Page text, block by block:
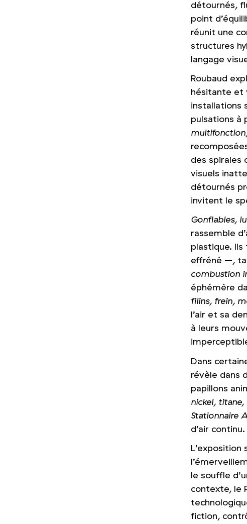
détournés,
point
réunit une
structures
langage
Roubaud
hésitante et
installations
pulsations à
des spirales
visuels
détournés
invitent le
Gonflables,
rassemble
plastique.
effréné –,
combustion
éphémère
filins, frein,
l’air et sa
à leurs
Dans
révèle dans
papillons
nickel,
Stationnaire
d’air continu.
le souffle
contexte, le
fiction,